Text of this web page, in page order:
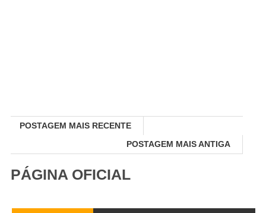
POSTAGEM MAIS RECENTE
POSTAGEM MAIS ANTIGA
PÁGINA OFICIAL